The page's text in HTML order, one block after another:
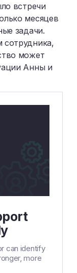
встречи
месяцев
задачи.
сотрудника,
может
Анны и
can identify
more